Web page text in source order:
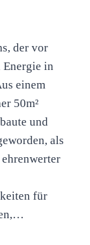
der vor
in
einem
50m²
und
als
für